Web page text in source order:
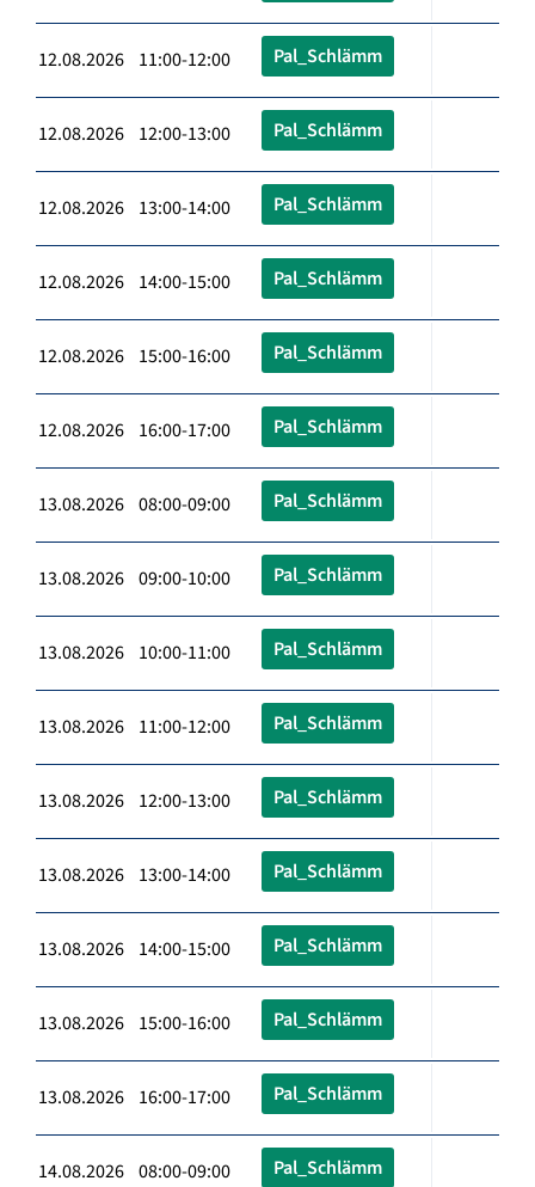
12.08.2026 11:00-12:00 Pal_Schlämm
12.08.2026 12:00-13:00 Pal_Schlämm
12.08.2026 13:00-14:00 Pal_Schlämm
12.08.2026 14:00-15:00 Pal_Schlämm
12.08.2026 15:00-16:00 Pal_Schlämm
12.08.2026 16:00-17:00 Pal_Schlämm
13.08.2026 08:00-09:00 Pal_Schlämm
13.08.2026 09:00-10:00 Pal_Schlämm
13.08.2026 10:00-11:00 Pal_Schlämm
13.08.2026 11:00-12:00 Pal_Schlämm
13.08.2026 12:00-13:00 Pal_Schlämm
13.08.2026 13:00-14:00 Pal_Schlämm
13.08.2026 14:00-15:00 Pal_Schlämm
13.08.2026 15:00-16:00 Pal_Schlämm
13.08.2026 16:00-17:00 Pal_Schlämm
14.08.2026 08:00-09:00 Pal_Schlämm